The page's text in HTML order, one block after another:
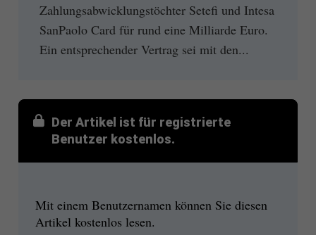
Zahlungsabwicklungstöchter Setefi und Intesa
SanPaolo Card für rund eine Milliarde Euro.
Ein entsprechender Vertrag sei mit den...
Der Artikel ist für registrierte
Benutzer kostenlos.
Mit einem Benutzernamen können Sie diesen
Artikel kostenlos lesen.